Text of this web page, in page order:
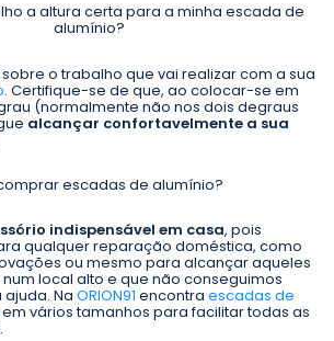
a altura certa para a minha escada de
alumínio?
o trabalho que vai realizar com a sua
. Certifique-se de que, ao colocar-se em
(normalmente não nos dois degraus
alcançar confortavelmente a sua
escadas de alumínio?
indispensável em casa, pois
qualquer reparação doméstica, como
ou mesmo para alcançar aqueles
local alto e que não conseguimos
Na ORION91 encontra escadas de
em vários tamanhos para facilitar todas as